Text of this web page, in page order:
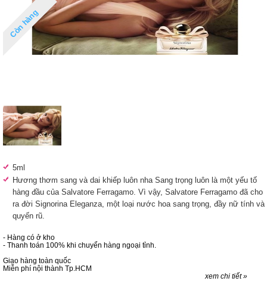
Còn hàng
5ml
Hương thơm sang và dai khiếp luôn nha Sang trọng luôn là một yếu tố
hàng đầu của Salvatore Ferragamo. Vì vậy, Salvatore Ferragamo đã cho
ra đời Signorina Eleganza, một loại nước hoa sang trọng, đầy nữ tính và
quyến rũ.
- Hàng có ở kho
- Thanh toán 100% khi chuyển hàng ngoại tỉnh.
Giao hàng toàn quốc
Miễn phí nội thành Tp.HCM
xem chi tiết »